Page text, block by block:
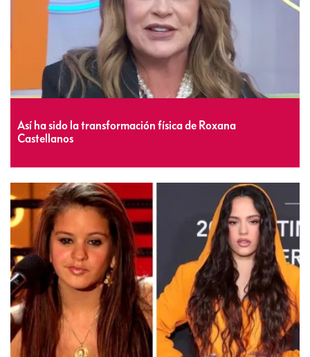
Así ha sido la transformación física de Roxana
Castellanos